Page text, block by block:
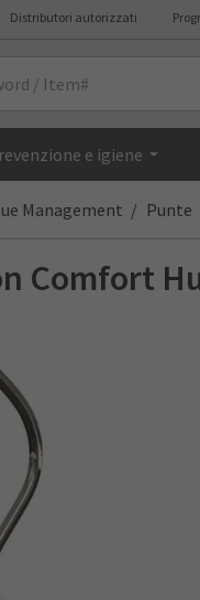
Distributori autorizzati
e igiene
Management Punte
Comfort